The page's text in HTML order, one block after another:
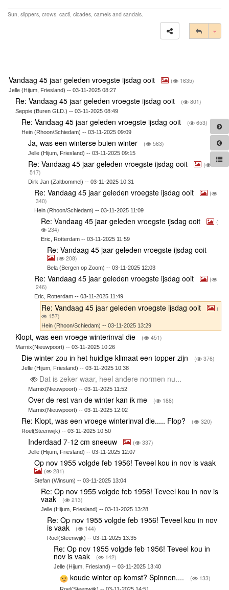
Sun, slippers, crows, cacti, cicades, camels and sandals.
Vandaag 45 jaar geleden vroegste ijsdag ooit ( 1635)
Jelle (Hijum, Friesland) -- 03-11-2025 08:27
Re: Vandaag 45 jaar geleden vroegste ijsdag ooit ( 801)
Seppie (Buren GLD.) -- 03-11-2025 08:49
Re: Vandaag 45 jaar geleden vroegste ijsdag ooit ( 653)
Hein (Rhoon/Schiedam) -- 03-11-2025 09:09
Ja, was een winterse buien winter ( 563)
Jelle (Hijum, Friesland) -- 03-11-2025 09:15
Re: Vandaag 45 jaar geleden vroegste ijsdag ooit
(
517)
Dirk Jan (Zaltbommel) -- 03-11-2025 10:31
Re: Vandaag 45 jaar geleden vroegste ijsdag ooit
(
340)
Hein (Rhoon/Schiedam) -- 03-11-2025 11:09
Re: Vandaag 45 jaar geleden vroegste ijsdag ooit
(
234)
Eric, Rotterdam -- 03-11-2025 11:59
Re: Vandaag 45 jaar geleden vroegste ijsdag ooit
( 208)
Bela (Bergen op Zoom) -- 03-11-2025 12:03
Re: Vandaag 45 jaar geleden vroegste ijsdag ooit
(
246)
Eric, Rotterdam -- 03-11-2025 11:49
Re: Vandaag 45 jaar geleden vroegste ijsdag ooit
(
157)
Hein (Rhoon/Schiedam) -- 03-11-2025 13:29
Klopt, was een vroege winterinval die ( 451)
Marnix(Nieuwpoort) -- 03-11-2025 10:26
Die winter zou in het huidige klimaat een topper zijn ( 376)
Jelle (Hijum, Friesland) -- 03-11-2025 10:38
Dat is zeker waar, heel andere normen nu...
Marnix(Nieuwpoort) -- 03-11-2025 11:52
Over de rest van de winter kan ik me ( 188)
Marnix(Nieuwpoort) -- 03-11-2025 12:02
Re: Klopt, was een vroege winterinval die..... Flop? ( 320)
Roel(Steenwijk) -- 03-11-2025 10:50
Inderdaad 7-12 cm sneeuw ( 337)
Jelle (Hijum, Friesland) -- 03-11-2025 12:07
Op nov 1955 volgde feb 1956! Teveel kou in nov is vaak
( 281)
Stefan (Winsum) -- 03-11-2025 13:04
Re: Op nov 1955 volgde feb 1956! Teveel kou in nov is
vaak ( 213)
Jelle (Hijum, Friesland) -- 03-11-2025 13:28
Re: Op nov 1955 volgde feb 1956! Teveel kou in nov
is vaak ( 144)
Roel(Steenwijk) -- 03-11-2025 13:35
Re: Op nov 1955 volgde feb 1956! Teveel kou in
nov is vaak ( 142)
Jelle (Hijum, Friesland) -- 03-11-2025 13:40
koude winter op komst? Spinnen.... ( 133)